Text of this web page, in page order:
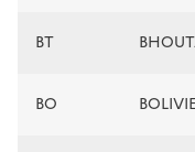
BT
BO BOLIVIE